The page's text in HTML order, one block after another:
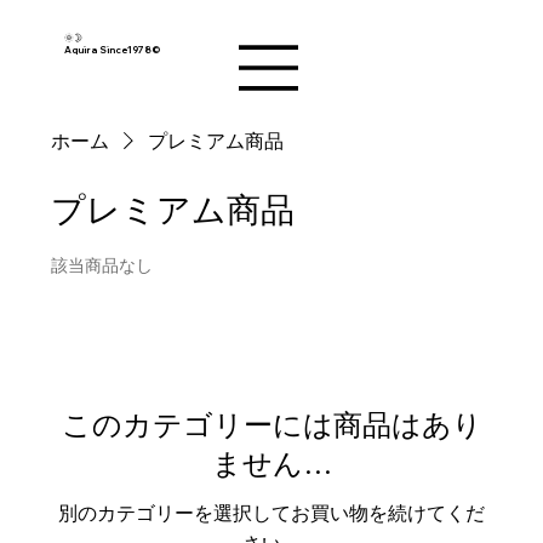
🌞🌛
Aquira Since1978©︎
ホーム プレミアム商品
プレミアム商品
該当商品なし
このカテゴリーには商品はあり
ません…
別のカテゴリーを選択してお買い物を続けてくだ